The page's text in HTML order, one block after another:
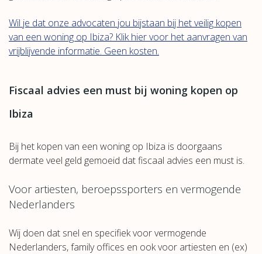
Wil je dat onze advocaten jou bijstaan bij het veilig kopen
van een woning op Ibiza? Klik hier voor het aanvragen van
vrijblijvende informatie. Geen kosten.
Fiscaal advies een must bij woning kopen op
Ibiza
Bij het kopen van een woning op Ibiza is doorgaans
dermate veel geld gemoeid dat fiscaal advies een must is.
Voor artiesten, beroepssporters en vermogende
Nederlanders
Wij doen dat snel en specifiek voor vermogende
Nederlanders, family offices en ook voor artiesten en (ex)